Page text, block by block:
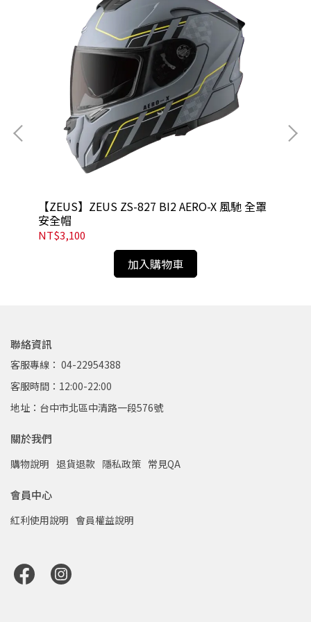
【ZEUS】ZEUS ZS-827 BI2 AERO-X 風馳 全罩
安全帽
NT$3,100
加入購物車
聯絡資訊
客服專線： 04-22954388
客服時間：12:00-22:00
地址：台中市北區中清路一段576號
關於我們
購物說明 退貨退款 隱私政策 常見QA
會員中心
紅利使用說明 會員權益說明